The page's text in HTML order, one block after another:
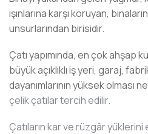
ışınlarına karşı koruyan,
unsurlarından birisidir.
Çatı yapımında, en çok ahşap
büyük açıklıklı iş yeri, garaj,
dayanımlarının yüksek olması
çelik çatılar tercih edilir.
Çatıların kar ve rüzgâr